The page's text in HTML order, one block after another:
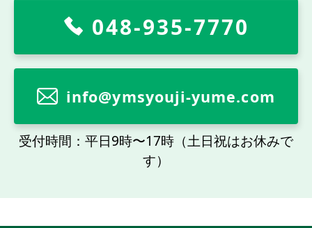
048-935-7770
info@ymsyouji-yume.com
受付時間：平日9時〜17時（土日祝はお休みで
す）